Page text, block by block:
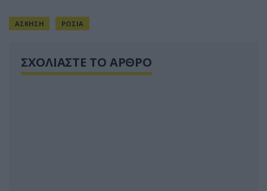
ΑΣΚΗΣΗ ΡΩΣΙΑ
ΣΧΟΛΙΑΣΤΕ ΤΟ ΑΡΘΡΟ